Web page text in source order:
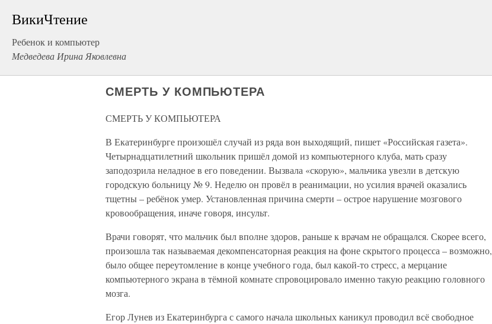
ВикиЧтение
Ребенок и компьютер
Медведева Ирина Яковлевна
СМЕРТЬ У КОМПЬЮТЕРА
СМЕРТЬ У КОМПЬЮТЕРА
В Екатеринбурге произошёл случай из ряда вон выходящий, пишет «Российская газета».
Четырнадцатилетний школьник пришёл домой из компьютерного клуба, мать сразу
заподозрила неладное в его поведении. Вызвала «скорую», мальчика увезли в детскую
городскую больницу № 9. Неделю он провёл в реанимации, но усилия врачей оказались
тщетны – ребёнок умер. Установленная причина смерти – острое нарушение мозгового
кровообращения, иначе говоря, инсульт.
Врачи говорят, что мальчик был вполне здоров, раньше к врачам не обращался. Скорее всего,
произошла так называемая декомпенсаторная реакция на фоне скрытого процесса – возможно,
было общее переутомление в конце учебного года, был какой-то стресс, а мерцание
компьютерного экрана в тёмной комнате спровоцировало именно такую реакцию головного
мозга.
Егор Лунев из Екатеринбурга с самого начала школьных каникул проводил всё свободное